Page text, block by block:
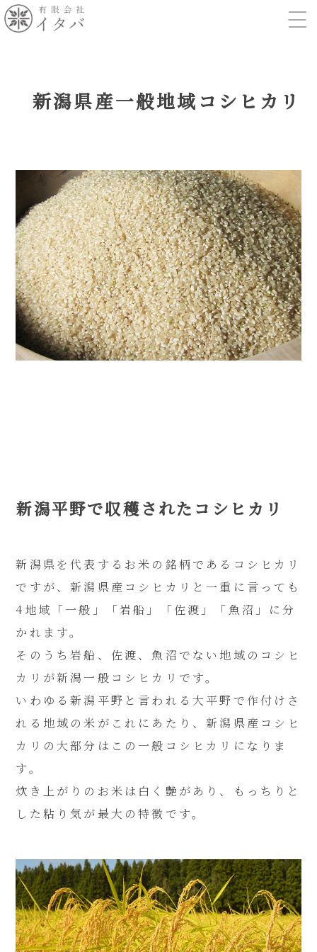
新潟県産一般地域コシヒカリ
新潟平野で収穫されたコシヒカリ
新潟県を代表するお米の銘柄であるコシヒカリ
ですが、新潟県産コシヒカリと一重に言っても
4地域「一般」「岩船」「佐渡」「魚沼」に分
かれます。
そのうち岩船、佐渡、魚沼でない地域のコシヒ
カリが新潟一般コシヒカリです。
いわゆる新潟平野と言われる大平野で作付けさ
れる地域の米がこれにあたり、新潟県産コシヒ
カリの大部分はこの一般コシヒカリになりま
す。
炊き上がりのお米は白く艶があり、もっちりと
した粘り気が最大の特徴です。